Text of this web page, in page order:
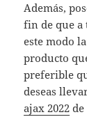
Además,
fin de que a
este modo
producto
preferible
deseas
ajax 2022